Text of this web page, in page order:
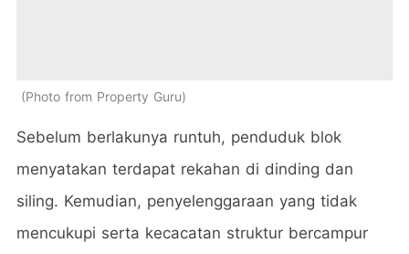
Photo from Property Guru
Sebelum berlakunya runtuh, penduduk blok
menyatakan terdapat rekahan di dinding dan
siling. Kemudian, penyelenggaraan yang tidak
mencukupi serta kecacatan struktur bercampur